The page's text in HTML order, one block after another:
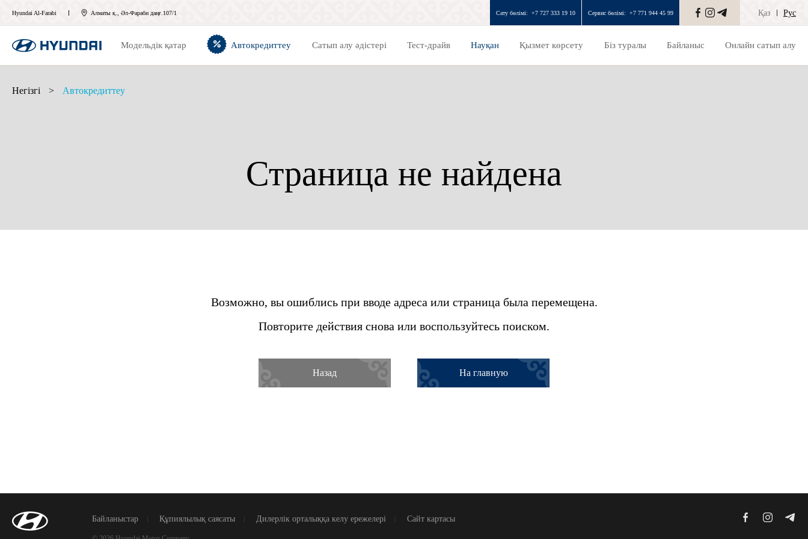
Hyundai Al-Farabi Алматы қ., Әл-Фараби даңғ.107/1 Сату бөлімі: +7 727 333 19 10 Сервис бөлімі: +7 771 944 45 99 Қаз Рус
Модельдік қатар Автокредиттеу Сатып алу әдістері Тест-драйв Науқан Қызмет көрсету Біз туралы Байланыс Онлайн сатып алу
Негізгі > Автокредиттеу
Страница не найдена
Возможно, вы ошиблись при вводе адреса или страница была перемещена.
Повторите действия снова или воспользуйтесь поиском.
Назад На главную
Байланыстар Құпиялылық саясаты Дилерлік орталыққа келу ережелері Сайт картасы